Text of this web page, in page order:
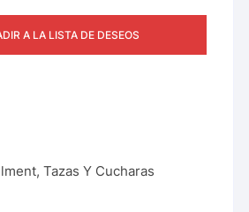
A LA LISTA DE DESEOS
,Tazas Y Cucharas